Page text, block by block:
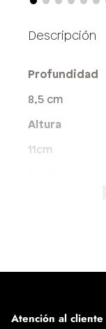
Profundidad
8,5 cm
Altura
11cm
Atención al cliente